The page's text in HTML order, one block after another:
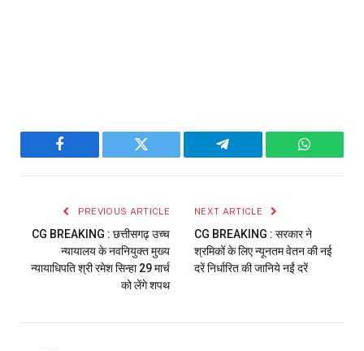
Facebook Twitter Telegram
PREVIOUS ARTICLE
CG BREAKING : छत्तीसगढ़ उच्च
न्यायालय के नवनियुक्त मुख्य
न्यायाधिपति श्री रमेश सिन्हा 29 मार्च
को लेंगे शपथ
NEXT ARTICLE
CG BREAKING : सरकार ने
श्रमिकों के लिए न्यूनतम वेतन की नई
दरें निर्धारित की जानिये नईं दरें